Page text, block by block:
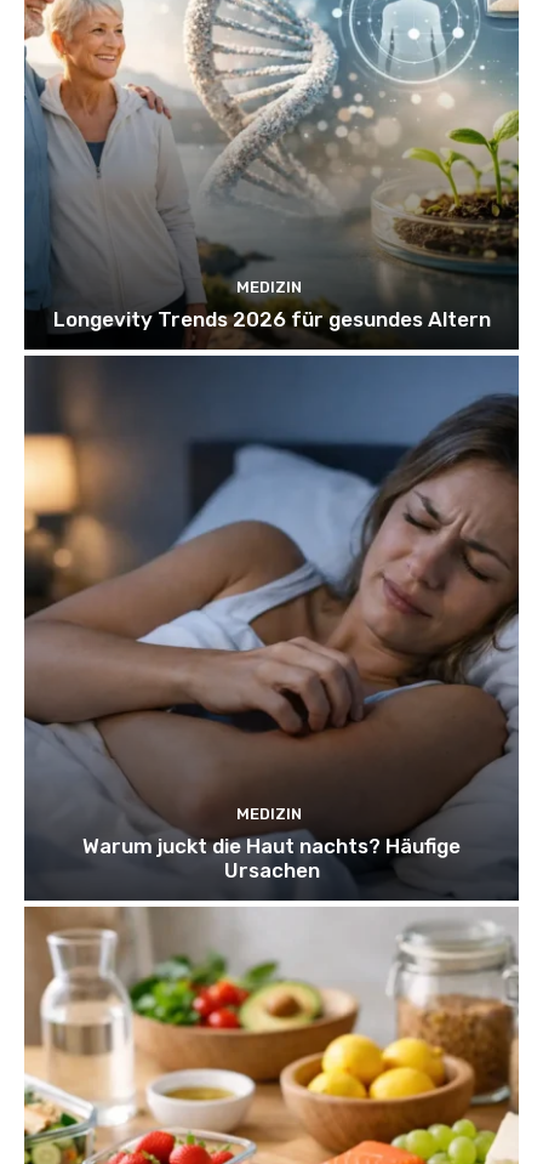
MEDIZIN
Longevity Trends 2026 für gesundes Altern
MEDIZIN
Warum juckt die Haut nachts? Häufige
Ursachen